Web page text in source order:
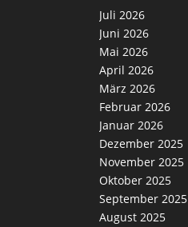
Juli 2026
Juni 2026
Mai 2026
April 2026
März 2026
Februar 2026
Januar 2026
Dezember 2025
November 2025
Oktober 2025
September 2025
August 2025